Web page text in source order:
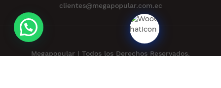
clientes@megapopular.com.ec
Megapopular | Todos los Derechos Reservados.